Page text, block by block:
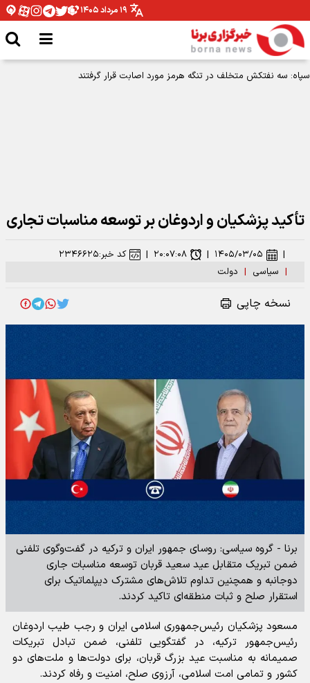
۱۹ مرداد ۱۴۰۵
تأکید پزشکیان و اردوغان بر توسعه مناسبات تجاری
| سیاسی | دولت
| ۱۴۰۵/۰۳/۰۵ | ۲۰:۰۷:۰۸ | کد خبر:۲۳۴۶۶۲۵
نسخه چاپی
برنا - گروه سیاسی: روسای جمهور ایران و ترکیه در گفت‌وگوی تلفنی
ضمن تبریک متقابل عید سعید قربان توسعه مناسبات جاری
دوجانبه و همچنین تداوم تلاش‌های مشترک دیپلماتیک برای
استقرار صلح و ثبات منطقه‌ای تاکید کردند.
مسعود پزشکیان رئیس‌جمهوری اسلامی ایران و رجب طیب اردوغان
رئیس‌جمهور ترکیه، در گفتگویی تلفنی، ضمن تبادل تبریکات
صمیمانه به مناسبت عید بزرگ قربان، برای دولت‌ها و ملت‌های دو
کشور و تمامی امت اسلامی، آرزوی صلح، امنیت و رفاه کردند.